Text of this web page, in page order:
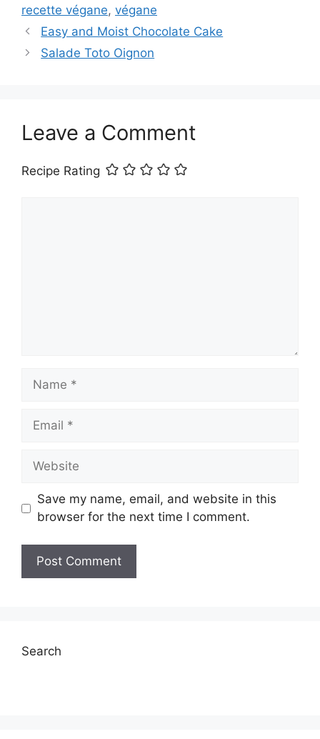
recette végane, végane
Easy and Moist Chocolate Cake
Salade Toto Oignon
Leave a Comment
Recipe Rating
Name
Email
Website
Save my name, email, and website in this
browser for the next time I comment.
Search